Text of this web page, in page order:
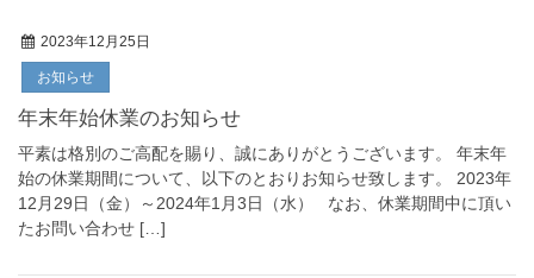
2023年12月25日
お知らせ
年末年始休業のお知らせ
平素は格別のご高配を賜り、誠にありがとうございます。 年末年
始の休業期間について、以下のとおりお知らせ致します。 2023年
12月29日（金）～2024年1月3日（水） なお、休業期間中に頂い
たお問い合わせ […]